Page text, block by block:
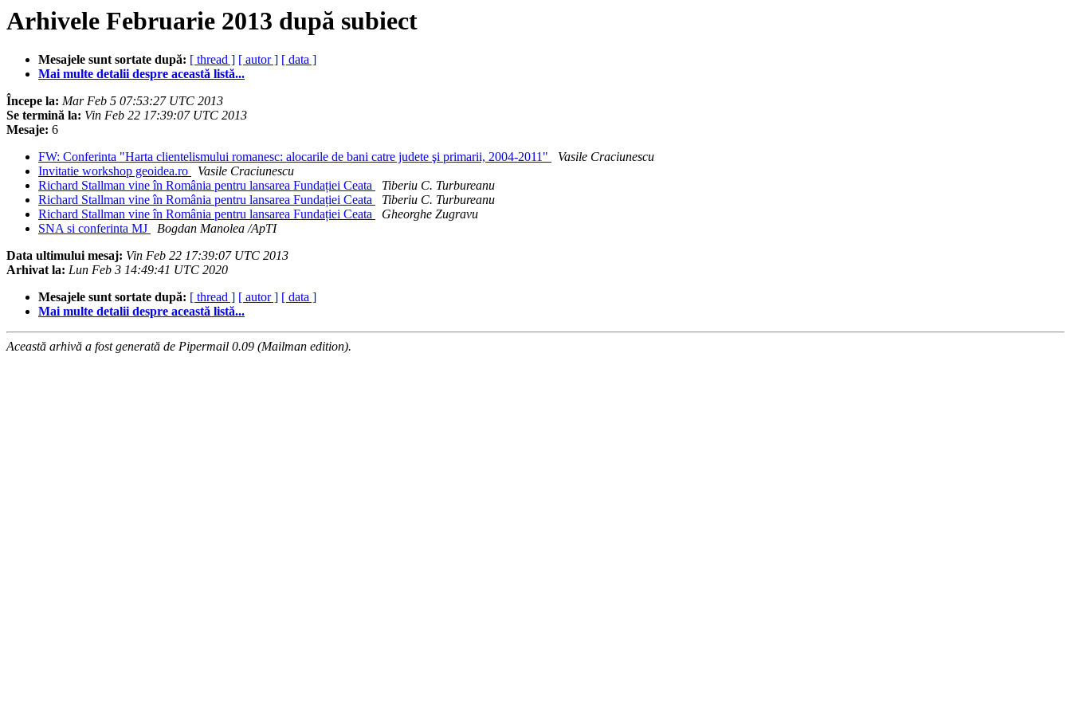
Arhivele Februarie 2013 după subiect
Mesajele sunt sortate după: [ thread ] [ autor ] [ data ]
Mai multe detalii despre această listă...
Începe la: Mar Feb 5 07:53:27 UTC 2013
Se termină la: Vin Feb 22 17:39:07 UTC 2013
Mesaje: 6
FW: Conferinta "Harta clientelismului romanesc: alocarile de bani catre judete şi primarii, 2004-2011"
Vasile Craciunescu
Invitatie workshop geoidea.ro
Vasile Craciunescu
Richard Stallman vine în România pentru lansarea Fundației Ceata
Tiberiu C. Turbureanu
Richard Stallman vine în România pentru lansarea Fundației Ceata
Tiberiu C. Turbureanu
Richard Stallman vine în România pentru lansarea Fundației Ceata
Gheorghe Zugravu
SNA si conferinta MJ
Bogdan Manolea /ApTI
Data ultimului mesaj: Vin Feb 22 17:39:07 UTC 2013
Arhivat la: Lun Feb 3 14:49:41 UTC 2020
Mesajele sunt sortate după: [ thread ] [ autor ] [ data ]
Mai multe detalii despre această listă...
Această arhivă a fost generată de Pipermail 0.09 (Mailman edition).